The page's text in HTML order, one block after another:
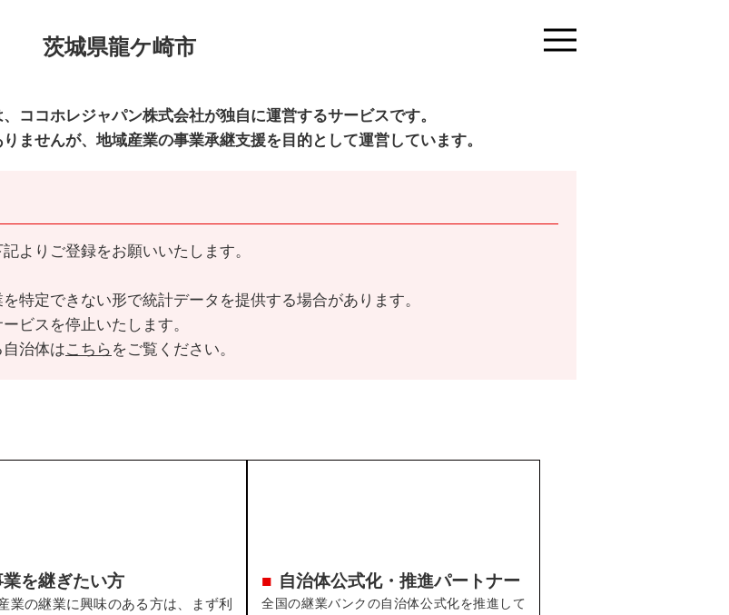
茨城県龍ケ崎市
ココホレジャパン株式会社が独自に運営するサービスです。
ませんが、地域産業の事業承継支援を目的として運営しています。
よりご登録をお願いいたします。
特定できない形で統計データを提供する場合があります。
ビスを停止いたします。
治体はこちら をご覧ください。
業を継ぎたい方
業の継業に興味のある方は、まず利
自治体公式化・推進パートナー
全国の継業バンクの自治体公式化を推進して